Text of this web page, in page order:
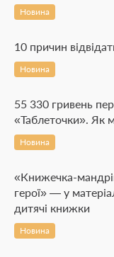
Новина
10 причин
Новина
55 330 гривень
«Таблеточки». Як
Новина
«Книжечка-
герої» — у
дитячі книжки
Новина